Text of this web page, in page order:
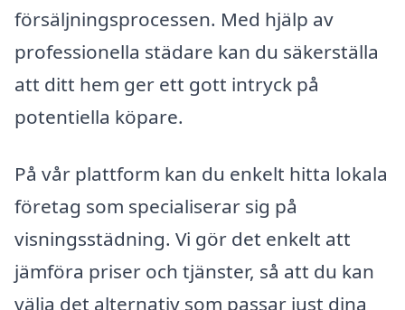
försäljningsprocessen. Med hjälp av
professionella städare kan du säkerställa
att ditt hem ger ett gott intryck på
potentiella köpare.
På vår plattform kan du enkelt hitta lokala
företag som specialiserar sig på
visningsstädning. Vi gör det enkelt att
jämföra priser och tjänster, så att du kan
välja det alternativ som passar just dina